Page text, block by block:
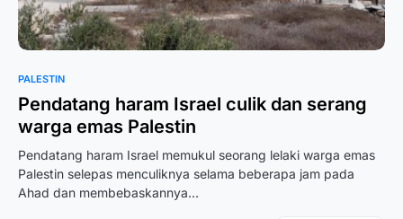
PALESTIN
Pendatang haram Israel culik dan serang
warga emas Palestin
Pendatang haram Israel memukul seorang lelaki warga emas
Palestin selepas menculiknya selama beberapa jam pada
Ahad dan membebaskannya…